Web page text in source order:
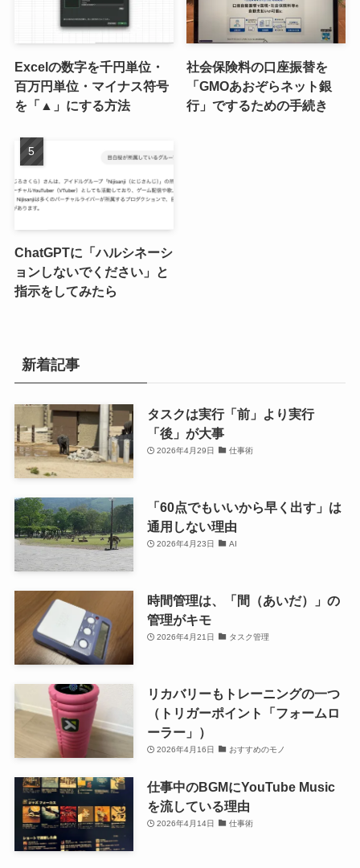
Excelの数字を千円単位・
百万円単位・マイナス符号
を「▲」にする方法
社会保険料の口座振替を
「GMOあおぞらネット銀
行」でするための手続き
ChatGPTに「ハルシネーシ
ョンしないでください」と
指示をしてみたら
新着記事
タスクは実行「前」より実行
「後」が大事
2026年4月29日 仕事術
「60点でもいいから早く出す」は
通用しない理由
2026年4月23日 AI
時間管理は、「間（あいだ）」の
管理がキモ
2026年4月21日 タスク管理
リカバリーもトレーニングの一つ
（トリガーポイント「フォームロ
ーラー」）
2026年4月16日 おすすめのモノ
仕事中のBGMにYouTube Music
を流している理由
2026年4月14日 仕事術